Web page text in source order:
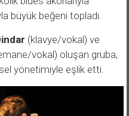
büyük beğeni topladı.
(klavye/vokal) ve
vokal) oluşan gruba,
yönetimiyle eşlik etti.